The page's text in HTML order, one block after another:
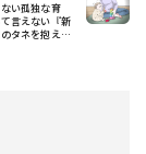
ない孤独な育
言えない『新
タネを抱えて